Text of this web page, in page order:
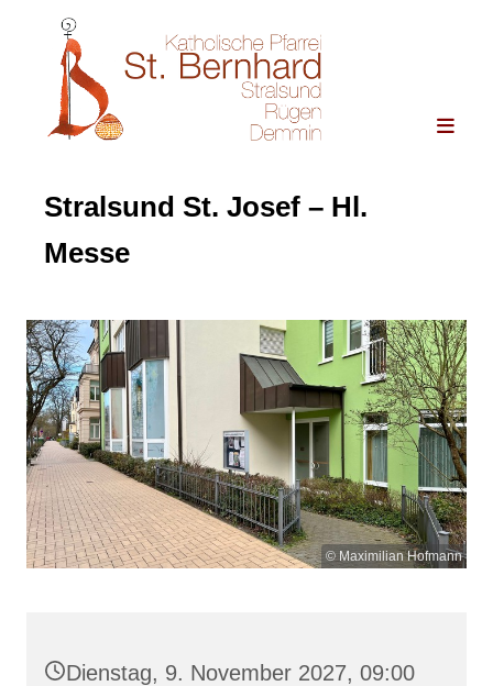
Stralsund St. Josef – Hl.
Messe
© Maximilian Hofmann
Dienstag, 9. November 2027, 09:00